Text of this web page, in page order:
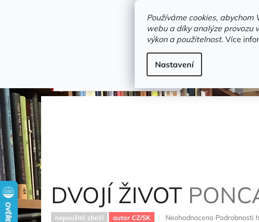
Používáme cookies, abychom
webu a díky analýze provozu
výkon a použitelnost. Více
Nastavení
Novinky Trvalky a bestsellery
Poncarová Jana
DVOJÍ ŽIVOT
nepoužité zboží autor CZ/SK
Průměrné
Neohodnoceno Podrobnosti